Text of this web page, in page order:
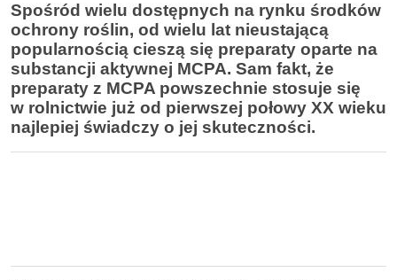
Spośród wielu dostępnych na rynku środków
ochrony roślin, od wielu lat nieustającą
popularnością cieszą się preparaty oparte na
substancji aktywnej MCPA. Sam fakt, że
preparaty z MCPA powszechnie stosuje się
w rolnictwie już od pierwszej połowy XX wieku
najlepiej świadczy o jej skuteczności.